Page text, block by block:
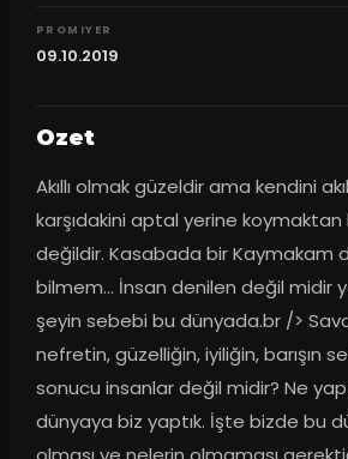
PROMIYER
09.10.2019
Ozet
Akıllı olmak güzeldir ama kendini
karşıdakini aptal yerine
değildir. Kasabada bir Kaymakam
bilmem… İnsan denilen değil midir
şeyin sebebi bu dünyada.br />
nefretin, güzelliğin, iyiliğin, barışın
sonucu insanlar değil midir? Ne
dünyaya biz yaptık. İşte bizde bu